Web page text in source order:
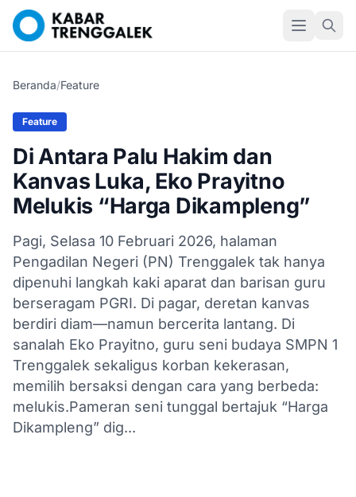
Beranda/Feature
Feature
Di Antara Palu Hakim dan
Kanvas Luka, Eko Prayitno
Melukis “Harga Dikampleng”
Pagi, Selasa 10 Februari 2026, halaman
Pengadilan Negeri (PN) Trenggalek tak hanya
dipenuhi langkah kaki aparat dan barisan guru
berseragam PGRI. Di pagar, deretan kanvas
berdiri diam—namun bercerita lantang. Di
sanalah Eko Prayitno, guru seni budaya SMPN 1
Trenggalek sekaligus korban kekerasan,
memilih bersaksi dengan cara yang berbeda:
melukis.Pameran seni tunggal bertajuk “Harga
Dikampleng” dig...